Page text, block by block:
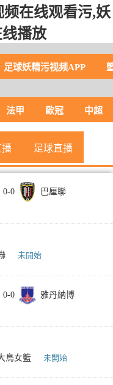
在线观看污,妖
播放
足球妖精污视频APP
法甲 歐冠 中超
播 足球直播
0-0
巴厘聯
未開始
0-0
雅丹納博
鳥女籃 未開始